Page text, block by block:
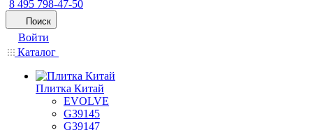
8 495 798-47-50
Поиск
Войти
Каталог
Плитка Китай
EVOLVE
G39145
G39147